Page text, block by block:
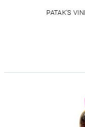
PATAK'S